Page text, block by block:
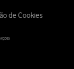
de Cookies